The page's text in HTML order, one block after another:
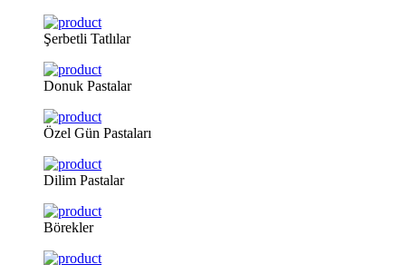
Şerbetli Tatlılar
Donuk Pastalar
Özel Gün Pastaları
Dilim Pastalar
Börekler